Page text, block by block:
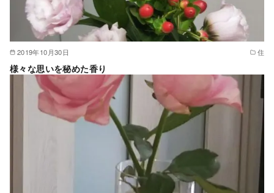
2019年10月30日 住
様々な思いを秘めた香り